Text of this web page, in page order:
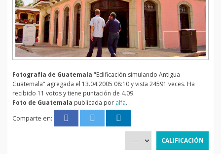
Fotografía de Guatemala "Edificación simulando Antigua
Guatemala" agregada el 13.04.2005 08:10 y vista 24591 veces. Ha
recibido 11 votos y tiene puntación de 4.09.
Foto de Guatemala publicada por alfa.
Comparte en: